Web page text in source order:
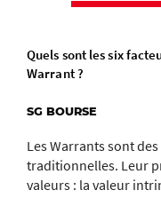
Quels sont les six
Warrant ?
SG BOURSE
Les Warrants sont
traditionnelles. Leur
valeurs : la valeur